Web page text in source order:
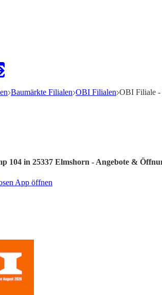
Baumärkte Filialen OBI Filialen OBI Filiale -
104 in 25337 Elmshorn - Angebote &
App öffnen